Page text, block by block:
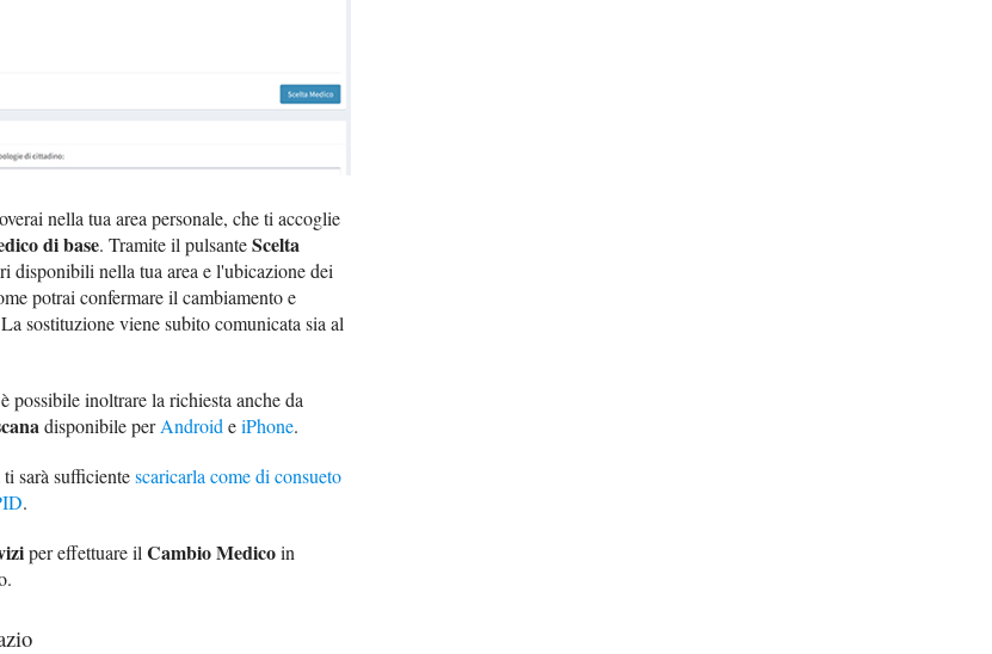
nella tua area personale, che ti accoglie
di base. Tramite il pulsanteScelta
disponibili nella tua area e l'ubicazione dei
potrai confermare il cambiamento e
sostituzione viene subito comunicata sia al
possibile inoltrare la richiesta anche da
disponibile perAndroid eiPhone.
sarà sufficientescaricarla come di consueto
.
per effettuare il Cambio Medicoin